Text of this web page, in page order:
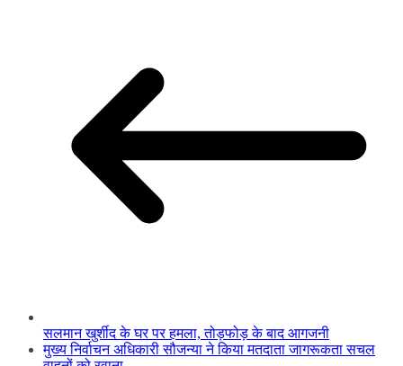
सलमान खुर्शीद के घर पर हमला, तोड़फोड़ के बाद आगजनी
मुख्य निर्वाचन अधिकारी सौजन्या ने किया मतदाता जागरूकता सचल